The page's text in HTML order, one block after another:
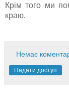
Крім того ми
краю.
Немає
Надати доступ